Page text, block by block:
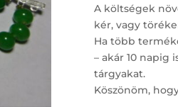
A költségek
kér, vagy
Ha több
– akár 10 napig
tárgyakat.
Köszönöm,